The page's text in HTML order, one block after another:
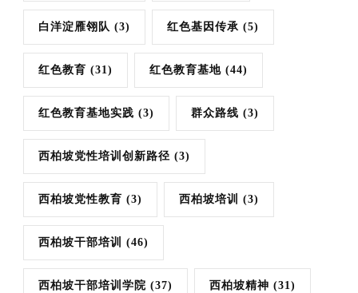
白洋淀雁翎队 (3) 红色基因传承 (5)
红色教育 (31) 红色教育基地 (44)
红色教育基地实践 (3) 群众路线 (3)
西柏坡党性培训创新路径 (3)
西柏坡党性教育 (3) 西柏坡培训 (3)
西柏坡干部培训 (46)
西柏坡干部培训学院 (37) 西柏坡精神 (31)